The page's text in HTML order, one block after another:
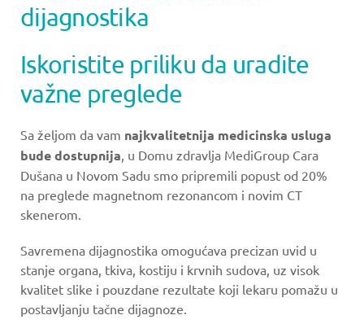
dijagnostika
Iskoristite priliku da uradite
važne preglede
Sa željom da vam najkvalitetnija medicinska usluga
bude dostupnija, u Domu zdravlja MediGroup Cara
Dušana u Novom Sadu smo pripremili popust od 20%
na preglede magnetnom rezonancom i novim CT
skenerom.
Savremena dijagnostika omogućava precizan uvid u
stanje organa, tkiva, kostiju i krvnih sudova, uz visok
kvalitet slike i pouzdane rezultate koji lekaru pomažu u
postavljanju tačne dijagnoze.